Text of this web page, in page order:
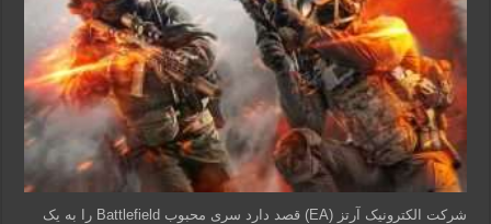
شرکت الکترونیک آرتز (EA) قصد دارد سری محبوب Battlefield را به یک